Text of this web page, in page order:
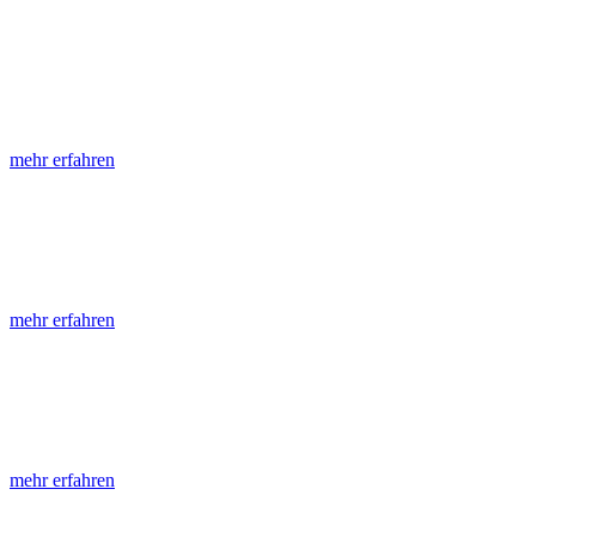
mehr erfahren
mehr erfahren
mehr erfahren